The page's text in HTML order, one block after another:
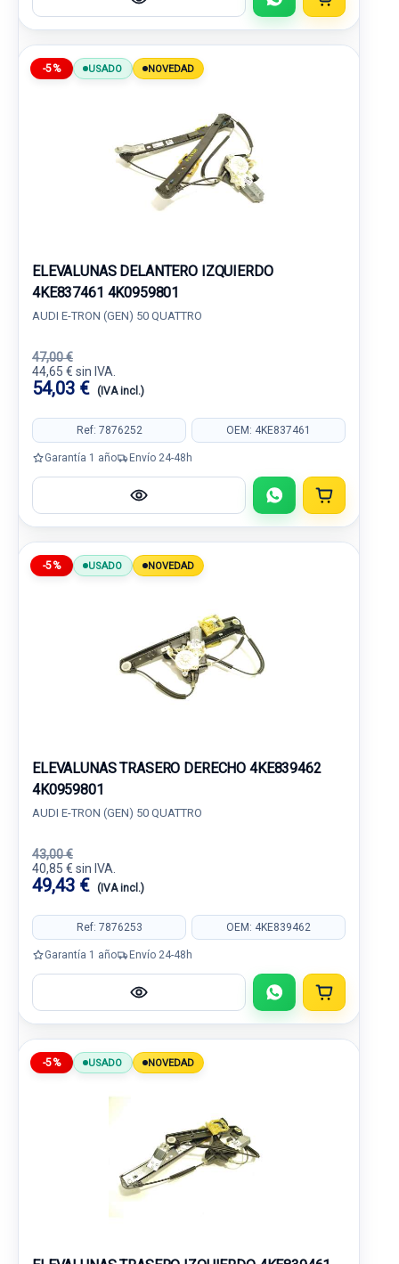
-5% USADO NOVEDAD
ELEVALUNAS DELANTERO IZQUIERDO
4KE837461 4K0959801
AUDI E-TRON (GEN) 50 QUATTRO
47,00 €
44,65 € sin IVA.
54,03 € (IVA incl.)
Ref: 7876252 OEM: 4KE837461
Garantía 1 año Envío 24-48h
-5% USADO NOVEDAD
ELEVALUNAS TRASERO DERECHO 4KE839462
4K0959801
AUDI E-TRON (GEN) 50 QUATTRO
43,00 €
40,85 € sin IVA.
49,43 € (IVA incl.)
Ref: 7876253 OEM: 4KE839462
Garantía 1 año Envío 24-48h
-5% USADO NOVEDAD